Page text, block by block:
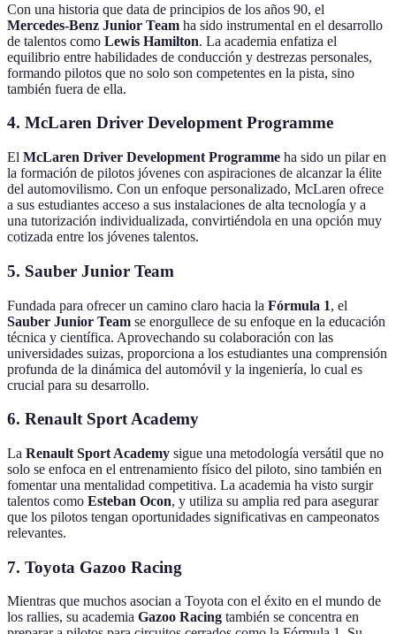
Con una historia que data de principios de los años 90, el
Mercedes-Benz Junior Team ha sido instrumental en el desarrollo
de talentos como Lewis Hamilton. La academia enfatiza el
equilibrio entre habilidades de conducción y destrezas personales,
formando pilotos que no solo son competentes en la pista, sino
también fuera de ella.
4. McLaren Driver Development Programme
El McLaren Driver Development Programme ha sido un pilar en
la formación de pilotos jóvenes con aspiraciones de alcanzar la élite
del automovilismo. Con un enfoque personalizado, McLaren ofrece
a sus estudiantes acceso a sus instalaciones de alta tecnología y a
una tutorización individualizada, convirtiéndola en una opción muy
cotizada entre los jóvenes talentos.
5. Sauber Junior Team
Fundada para ofrecer un camino claro hacia la Fórmula 1, el
Sauber Junior Team se enorgullece de su enfoque en la educación
técnica y científica. Aprovechando su colaboración con las
universidades suizas, proporciona a los estudiantes una comprensión
profunda de la dinámica del automóvil y la ingeniería, lo cual es
crucial para su desarrollo.
6. Renault Sport Academy
La Renault Sport Academy sigue una metodología versátil que no
solo se enfoca en el entrenamiento físico del piloto, sino también en
fomentar una mentalidad competitiva. La academia ha visto surgir
talentos como Esteban Ocon, y utiliza su amplia red para asegurar
que los pilotos tengan oportunidades significativas en campeonatos
relevantes.
7. Toyota Gazoo Racing
Mientras que muchos asocian a Toyota con el éxito en el mundo de
los rallies, su academia Gazoo Racing también se concentra en